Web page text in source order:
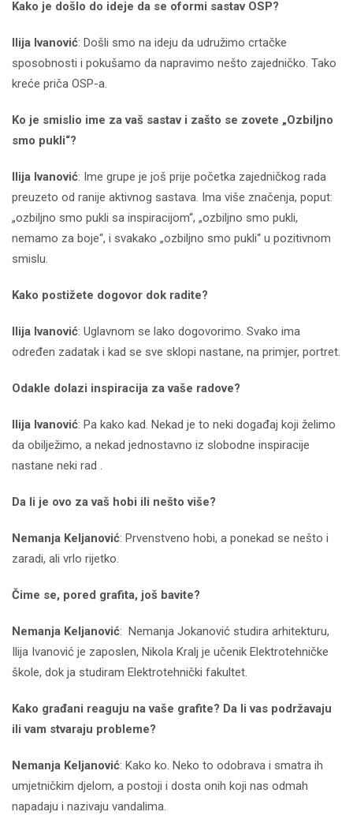
Kako je došlo do ideje da se oformi sastav OSP?
Ilija Ivanović: Došli smo na ideju da udružimo crtačke
sposobnosti i pokušamo da napravimo nešto zajedničko. Tako
kreće priča OSP-a.
Ko je smislio ime za vaš sastav i zašto se zovete „Ozbiljno
smo pukli“?
Ilija Ivanović: Ime grupe je još prije početka zajedničkog rada
preuzeto od ranije aktivnog sastava. Ima više značenja, poput:
„ozbiljno smo pukli sa inspiracijom“, „ozbiljno smo pukli,
nemamo za boje“, i svakako „ozbiljno smo pukli“ u pozitivnom
smislu.
Kako postižete dogovor dok radite?
Ilija Ivanović: Uglavnom se lako dogovorimo. Svako ima
određen zadatak i kad se sve sklopi nastane, na primjer, portret.
Odakle dolazi inspiracija za vaše radove?
Ilija Ivanović: Pa kako kad. Nekad je to neki događaj koji želimo
da obilježimo, a nekad jednostavno iz slobodne inspiracije
nastane neki rad .
Da li je ovo za vaš hobi ili nešto više?
Nemanja Keljanović: Prvenstveno hobi, a ponekad se nešto i
zaradi, ali vrlo rijetko.
Čime se, pored grafita, još bavite?
Nemanja Keljanović: Nemanja Jokanović studira arhitekturu,
Ilija Ivanović je zaposlen, Nikola Kralj je učenik Elektrotehničke
škole, dok ja studiram Elektrotehnički fakultet.
Kako građani reaguju na vaše grafite? Da li vas podržavaju
ili vam stvaraju probleme?
Nemanja Keljanović: Kako ko. Neko to odobrava i smatra ih
umjetničkim djelom, a postoji i dosta onih koji nas odmah
napadaju i nazivaju vandalima.